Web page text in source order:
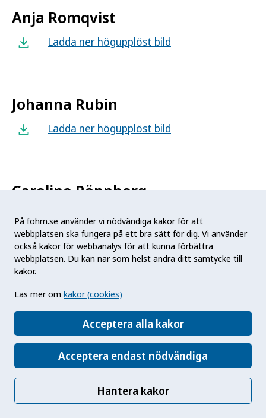
På fohm.se använder vi nödvändiga kakor för att
webbplatsen ska fungera på ett bra sätt för dig. Vi använder
också kakor för webbanalys för att kunna förbättra
webbplatsen. Du kan när som helst ändra ditt samtycke till
kakor.
Läs mer om kakor (cookies)
Acceptera alla kakor
Acceptera endast nödvändiga
Hantera kakor
Anja Romqvist
Ladda ner högupplöst bild
Johanna Rubin
Ladda ner högupplöst bild
Caroline Rönnberg
Ladda ner högupplöst bild
Sara Rörbecker
Skicka e-post
Ladda ner högupplöst bild
Andreas Sandgren